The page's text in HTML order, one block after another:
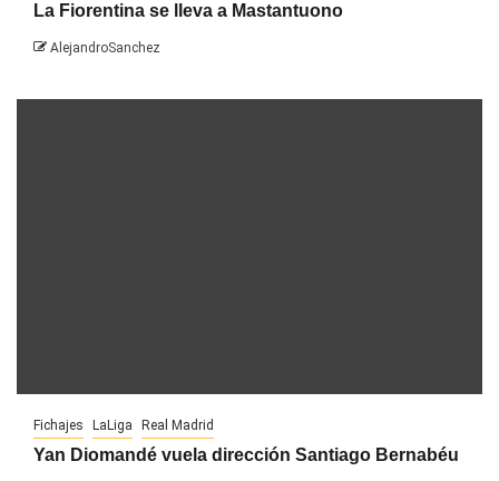
La Fiorentina se lleva a Mastantuono
AlejandroSanchez
Fichajes LaLiga Real Madrid
Yan Diomandé vuela dirección Santiago Bernabéu